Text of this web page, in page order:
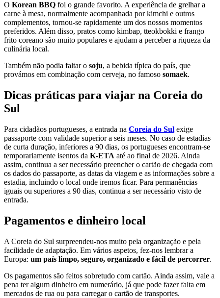
O Korean BBQ foi o grande favorito. A experiência de grelhar a
carne à mesa, normalmente acompanhada por kimchi e outros
complementos, tornou-se rapidamente um dos nossos momentos
preferidos. Além disso, pratos como kimbap, tteokbokki e frango
frito coreano são muito populares e ajudam a perceber a riqueza da
culinária local.
Também não podia faltar o soju, a bebida típica do país, que
provámos em combinação com cerveja, no famoso somaek.
Dicas práticas para viajar na Coreia do
Sul
Para cidadãos portugueses, a entrada na Coreia do Sul exige
passaporte com validade superior a seis meses. No caso de estadias
de curta duração, inferiores a 90 dias, os portugueses encontram-se
temporariamente isentos da K-ETA até ao final de 2026. Ainda
assim, continua a ser necessário preencher o cartão de chegada com
os dados do passaporte, as datas da viagem e as informações sobre a
estadia, incluindo o local onde iremos ficar. Para permanências
iguais ou superiores a 90 dias, continua a ser necessário visto de
entrada.
Pagamentos e dinheiro local
A Coreia do Sul surpreendeu-nos muito pela organização e pela
facilidade de adaptação. Em vários aspetos, fez-nos lembrar a
Europa: um país limpo, seguro, organizado e fácil de percorrer.
Os pagamentos são feitos sobretudo com cartão. Ainda assim, vale a
pena ter algum dinheiro em numerário, já que pode fazer falta em
mercados de rua ou para carregar o cartão de transportes.